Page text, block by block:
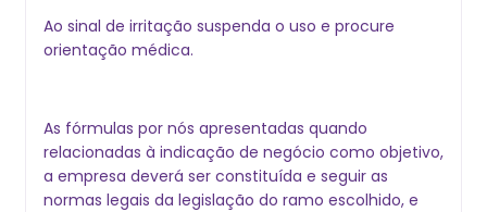
Ao sinal de irritação suspenda o uso e procure
orientação médica.
As fórmulas por nós apresentadas quando
relacionadas à indicação de negócio como objetivo,
a empresa deverá ser constituída e seguir as
normas legais da legislação do ramo escolhido, e